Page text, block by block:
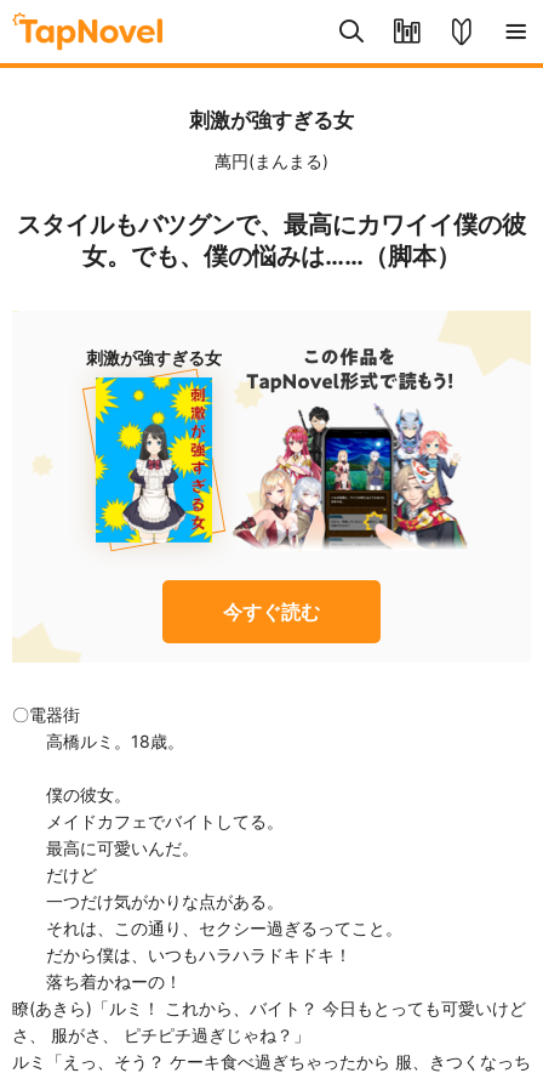
刺激が強すぎる女
萬円(まんまる)
スタイルもバツグンで、最高にカワイイ僕の彼
女。でも、僕の悩みは……（脚本）
刺激が強すぎる女
今すぐ読む
〇電器街
高橋ルミ。18歳。
僕の彼女。
メイドカフェでバイトしてる。
最高に可愛いんだ。
だけど
一つだけ気がかりな点がある。
それは、この通り、セクシー過ぎるってこと。
だから僕は、いつもハラハラドキドキ！
落ち着かねーの！
瞭(あきら)「ルミ！ これから、バイト？ 今日もとっても可愛いけど
さ、 服がさ、 ピチピチ過ぎじゃね？」
ルミ「えっ、そう？ ケーキ食べ過ぎちゃったから 服、きつくなっち